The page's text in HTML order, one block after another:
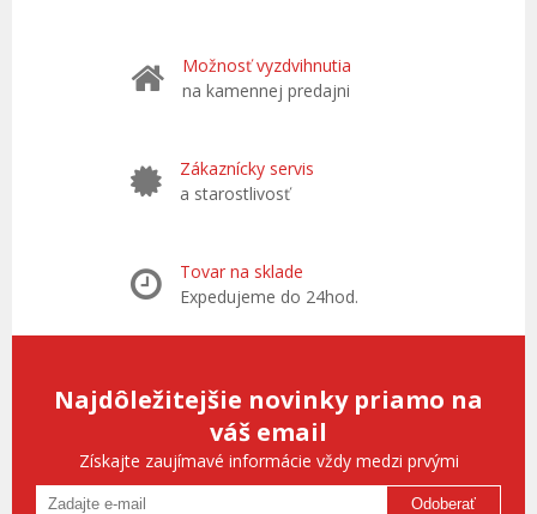
Možnosť vyzdvihnutia
na kamennej predajni
Zákaznícky servis
a starostlivosť
Tovar na sklade
Expedujeme do 24hod.
Najdôležitejšie novinky priamo na
váš email
Získajte zaujímavé informácie vždy medzi prvými
Odoberať